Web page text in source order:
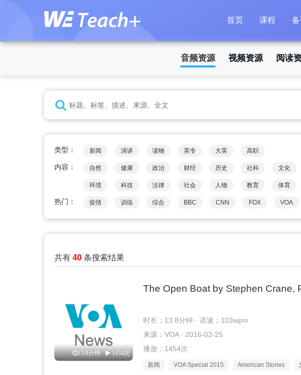
首页 课程
音频资源 视频资源 阅读
类型： 新闻 演讲 读物 英专 大英 高职
内容： 自然 健康 政治 财经 历史 社科 文化
环境 科技 法律 社会 人物 教育 体育
热门： 疫情 训练 综合 BBC CNN FOX VOA
共有 40 条搜索结果
13.8分钟 1454次
The Open Boat by Stephen Crane,
时长：13.8分钟 · 语速：103wpm
来源：VOA · 2016-02-25
播放：1454次
新闻 VOA Special 2015 American Stories